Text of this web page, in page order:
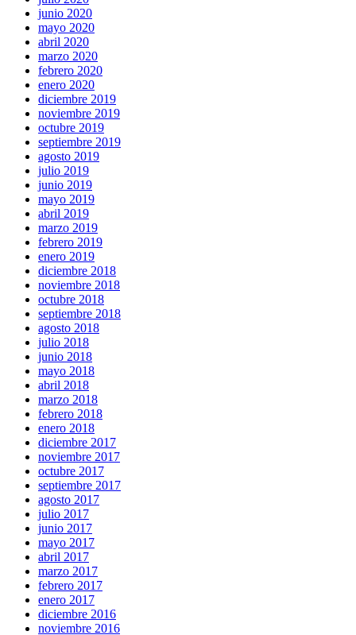
junio 2020
mayo 2020
abril 2020
marzo 2020
febrero 2020
enero 2020
diciembre 2019
noviembre 2019
octubre 2019
septiembre 2019
agosto 2019
julio 2019
junio 2019
mayo 2019
abril 2019
marzo 2019
febrero 2019
enero 2019
diciembre 2018
noviembre 2018
octubre 2018
septiembre 2018
agosto 2018
julio 2018
junio 2018
mayo 2018
abril 2018
marzo 2018
febrero 2018
enero 2018
diciembre 2017
noviembre 2017
octubre 2017
septiembre 2017
agosto 2017
julio 2017
junio 2017
mayo 2017
abril 2017
marzo 2017
febrero 2017
enero 2017
diciembre 2016
noviembre 2016